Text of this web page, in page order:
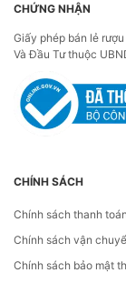
CHỨNG NHẬN
Giấy phép bán lẻ
Và Đầu Tư thuộc
CHÍNH SÁCH
Chính sách thanh toán
Chính sách vận
Chính sách bảo mật